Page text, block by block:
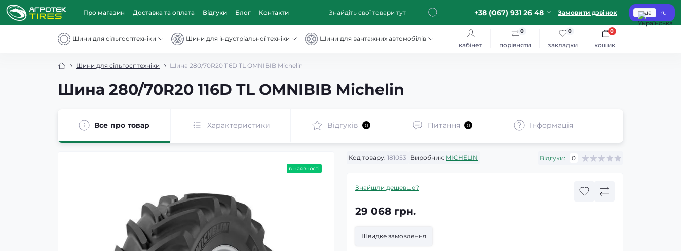
Про магазин Доставка та оплата Відгуки Блог Контакти +38 (067) 931 26 48 Замовити дзвінок ua ru
Шини для сільгосптехніки Шини для індустріальної техніки
Шини для вантажних автомобілів
кабінет
порівняти
0
закладки
0
кошик
0
Шини для сільгосптехніки Шина 280/70R20 116D TL OMNIBIB Michelin
Шина 280/70R20 116D TL OMNIBIB Michelin
Все про товар Характеристики Відгуків 0 Питання 0 Iнформація
в наявності
Код товару: 181053 Виробник: MICHELIN Відгуки: 0
Знайшли дешевше?
29 068 грн.
Швидке замовлення